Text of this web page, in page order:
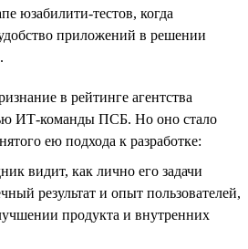
юзабилити-тестов, когда
приложений в решении
в рейтинге агентства
ИТ-команды ПСБ. Но оно стало
ею подхода к разработке:
видит, как лично его задачи
результат и опыт пользователей,
продукта и внутренних